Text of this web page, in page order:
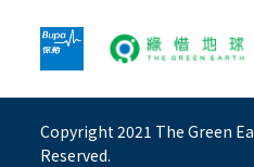
Copyright 2021 The Green
Reserved.